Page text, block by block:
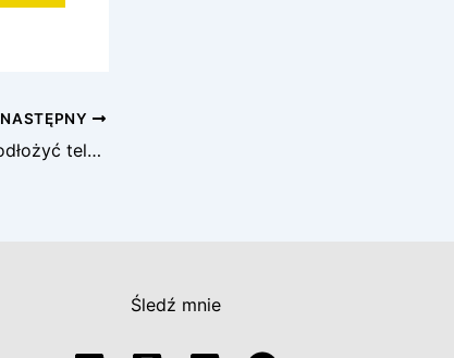
NASTĘPNY
Dlaczego tak trudno odłożyć telefon?
Śledź mnie